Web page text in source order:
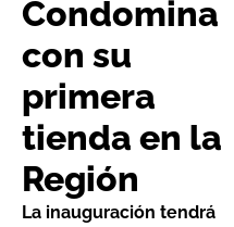
Condomina
con su
primera
tienda en la
Región
La inauguración tendrá